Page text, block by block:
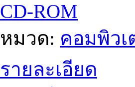
CD-ROM
หมวด: คอมพิวเ
รายละเอียด